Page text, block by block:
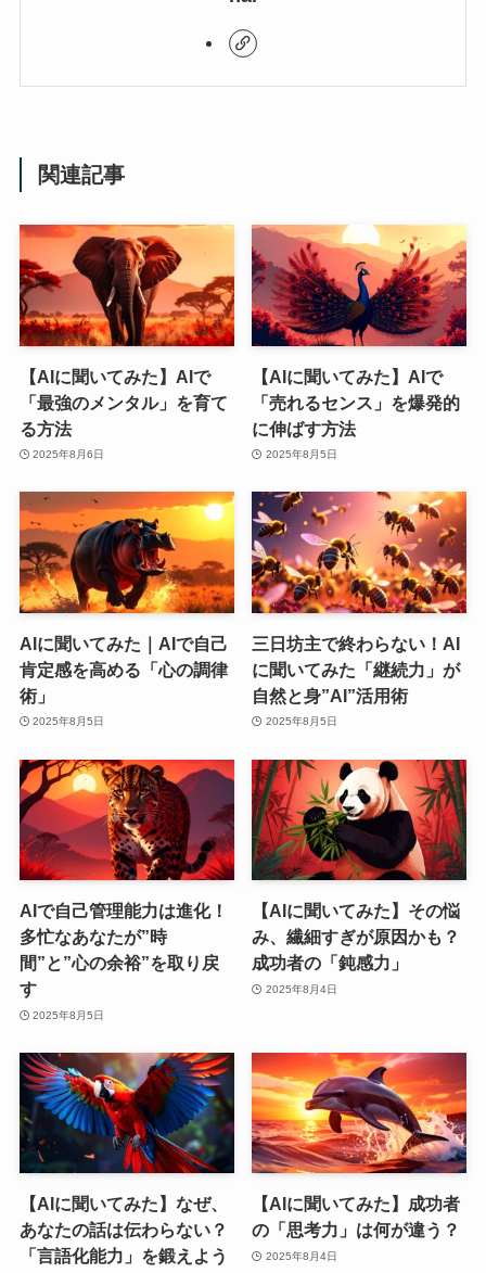
関連記事
【AIに聞いてみた】AIで
「最強のメンタル」を育て
る方法
2025年8月6日
【AIに聞いてみた】AIで
「売れるセンス」を爆発的
に伸ばす方法
2025年8月5日
AIに聞いてみた｜AIで自己
肯定感を高める「心の調律
術」
2025年8月5日
三日坊主で終わらない！AI
に聞いてみた「継続力」が
自然と身”AI”活用術
2025年8月5日
AIで自己管理能力は進化！
多忙なあなたが”時
間”と”心の余裕”を取り戻
す
2025年8月5日
【AIに聞いてみた】その悩
み、繊細すぎが原因かも？
成功者の「鈍感力」
2025年8月4日
【AIに聞いてみた】なぜ、
あなたの話は伝わらない？
「言語化能力」を鍛えよう
【AIに聞いてみた】成功者
の「思考力」は何が違う？
2025年8月4日